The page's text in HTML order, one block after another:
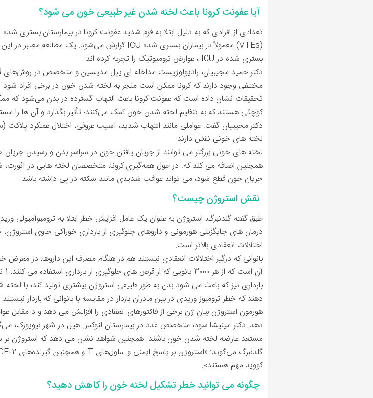
آیا عفونت کرونا باعث لخته شدن غیر طبیعی خون می شود؟
تعدادی از افرادی که به دلیل ابتلا به فرم شدید عفونت کرونا در بیمارستان بستری
بستری شده در ICU ، عوارض ترومبوتیک را تجربه کرده ‌اند.
دکتر حمید مجیبیان، رادیولوژیست مداخله ‌ای ییل مدیسین و متخصص در روش‌های
مختلفی وجود دارند که کرونا ممکن است منجر به لخته شدن خون در برخی افراد شود.
تحقیقات نشان داده است که عفونت کرونا باعث التهاب گسترده در بدن می‌شود که
کوچکی هستند که به تنظیم لخته شدن خون کمک می‌کنند؛ تأثیر بگذارد و آن ها را
دکتر مجیبیان گفت: عواملی مانند التهاب شدید، آسیب عروقی، اختلال عملکرد
لخته های خونی نقش دارند.
لخته های خونی بزرگتر می توانند از جریان یافتن خون در سراسر بدن و رسیدن
همچنین اضافه می کند که: در طول همه‌گیری کرونا، متخصصان لخته ‌هایی در آئورت،
جریان خون قطع شود، می تواند عواقب شدیدی مانند سکته در پی داشته باشد.
نقش استروژن چیست؟
درمان های جایگزینی هورمونی و داروهای جلوگیری از بارداری خوراکی حاوی
اختلالات انعقادی بالاتر است.
بانوانی که درگیر اختلالات انعقادی نیستند هم در هنگام مصرف این داروها، در
آن است که از هر 3000 بانویی که از قرص های جلوگیری از بارداری استفاده می کنند، 1 نفر از آن ها هر سال دچار عارضه لخته خون می شود.
بارداری نیز که باعث می شود بدن به طور طبیعی استروژن بیشتری تولید کند، با
‌دهند که خطر ترومبوز وریدی در بین مادران باردار در مقایسه با بانوانی که باردار
هورمون استروژن بیان ژن برخی از فاکتورهای انعقادی را افزایش می دهد و د
دهد. دکتر مینیشا سود، متخصص غدد در بیمارستان لنوکس هیل در شهر نیویورک،
مستعد عارضه لخته شدن خون باشند. همچنین شواهد نشان می دهد که استروژن بر
کووید مهم هستند».
چگونه می توانید خطر تشکیل لخته خون را کاهش دهید؟